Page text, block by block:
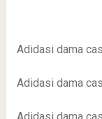
Adidasi dama
Adidasi dama